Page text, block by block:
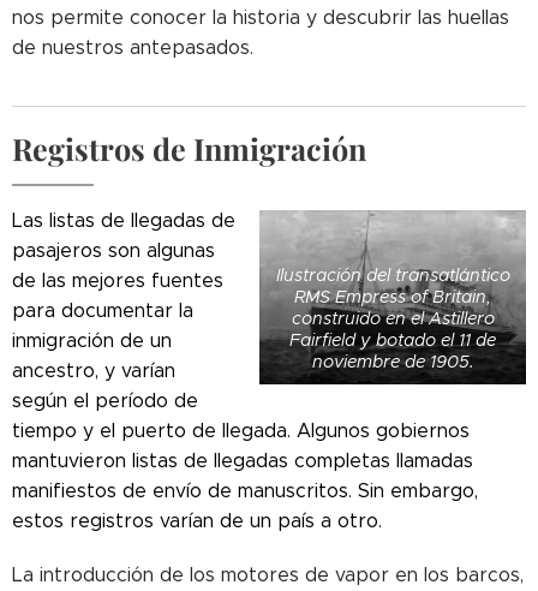
nos permite conocer la historia y descubrir las huellas
de nuestros antepasados.
Registros de Inmigración
Ilustración del transatlántico
RMS Empress of Britain,
construido en el Astillero
Fairfield y botado el 11 de
noviembre de 1905.
Las listas de llegadas de
pasajeros son algunas
de las mejores fuentes
para documentar la
inmigración de un
ancestro, y varían
según el período de
tiempo y el puerto de llegada. Algunos gobiernos
mantuvieron listas de llegadas completas llamadas
manifiestos de envío de manuscritos. Sin embargo,
estos registros varían de un país a otro.
La introducción de los motores de vapor en los barcos,